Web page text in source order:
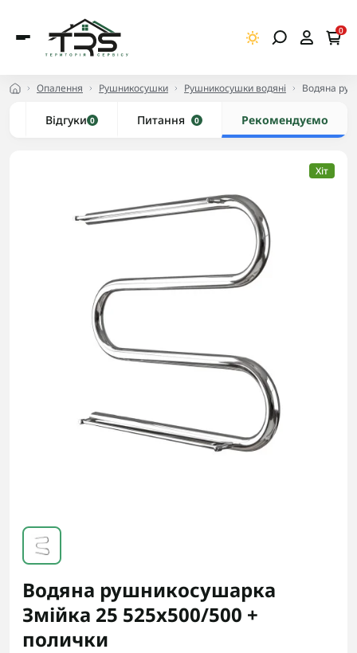
0
Опалення Рушникосушки Рушникосушки водяні Водяна
Відгуки 0 Питання 0 Рекомендуємо
Хіт
Водяна рушникосушарка
Змійка 25 525х500/500 +
полички